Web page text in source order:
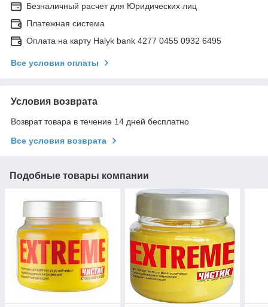
Безналичный расчет для Юридических лиц
Платежная система
Оплата на карту Halyk bank 4277 0455 0932 6495
Все условия оплаты
Условия возврата
Возврат товара в течение 14 дней бесплатно
Все условия возврата
Подобные товары компании